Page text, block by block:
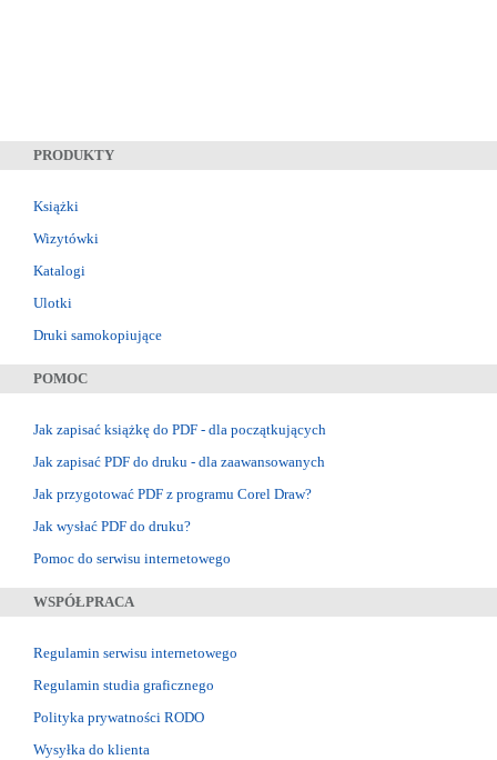
PRODUKTY
Książki
Wizytówki
Katalogi
Ulotki
Druki samokopiujące
POMOC
Jak zapisać książkę do PDF - dla początkujących
Jak zapisać PDF do druku - dla zaawansowanych
Jak przygotować PDF z programu Corel Draw?
Jak wysłać PDF do druku?
Pomoc do serwisu internetowego
WSPÓŁPRACA
Regulamin serwisu internetowego
Regulamin studia graficznego
Polityka prywatności RODO
Wysyłka do klienta